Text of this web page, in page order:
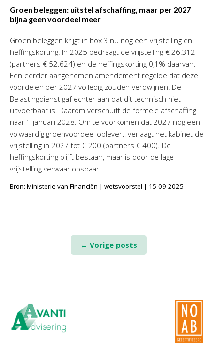
Groen beleggen: uitstel afschaffing, maar per 2027
bijna geen voordeel meer
Groen beleggen krijgt in box 3 nu nog een vrijstelling en
heffingskorting. In 2025 bedraagt de vrijstelling € 26.312
(partners € 52.624) en de heffingskorting 0,1% daarvan.
Een eerder aangenomen amendement regelde dat deze
voordelen per 2027 volledig zouden verdwijnen. De
Belastingdienst gaf echter aan dat dit technisch niet
uitvoerbaar is. Daarom verschuift de formele afschaffing
naar 1 januari 2028. Om te voorkomen dat 2027 nog een
volwaardig groenvoordeel oplevert, verlaagt het kabinet de
vrijstelling in 2027 tot € 200 (partners € 400). De
heffingskorting blijft bestaan, maar is door de lage
vrijstelling verwaarloosbaar.
Bron: Ministerie van Financiën | wetsvoorstel | 15-09-2025
← Vorige posts